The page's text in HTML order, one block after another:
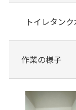
トイレタン
作業の様子